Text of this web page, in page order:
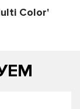
Color'